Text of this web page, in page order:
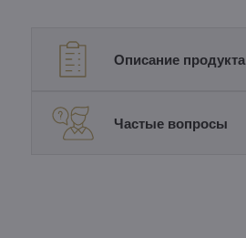
Описание продукта
Частые вопросы